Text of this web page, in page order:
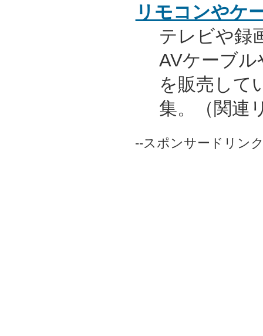
リモコンやケ
テレビや録
AVケーブ
を販売して
集。（関連
--スポンサードリン